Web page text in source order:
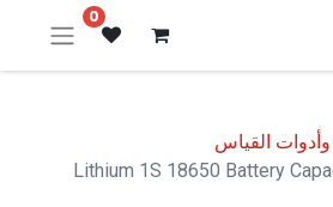
0
القياس
Lithium 1S 18650 Battery